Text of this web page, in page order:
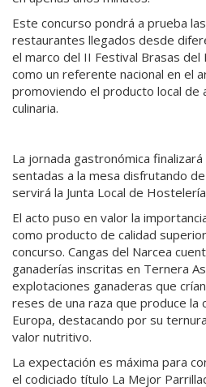
Este concurso pondrá a prueba
restaurantes llegados desde
el marco del II Festival Brasas del
como un referente nacional en el
promoviendo el producto local de
culinaria.
La jornada gastronómica
sentadas a la mesa disfrutando
servirá la Junta Local de
El acto puso en valor la
como producto de calidad
concurso. Cangas del Narcea
ganaderías inscritas en Ternera
explotaciones ganaderas que
reses de una raza que produce la
Europa, destacando por su
valor nutritivo.
La expectación es máxima para
el codiciado título La Mejor